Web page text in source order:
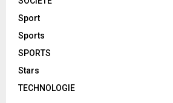
Sport
Sports
SPORTS
Stars
TECHNOLOGIE